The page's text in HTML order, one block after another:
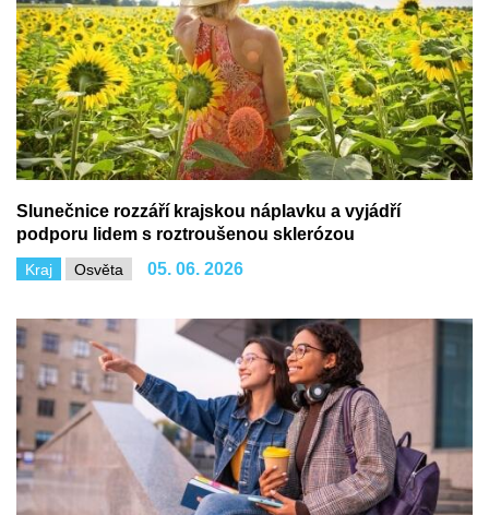
Slunečnice rozzáří krajskou náplavku a vyjádří
podporu lidem s roztroušenou sklerózou
Kraj Osvěta 05. 06. 2026